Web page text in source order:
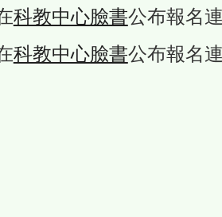
科教中心臉書公布報名
科教中心臉書公布報名